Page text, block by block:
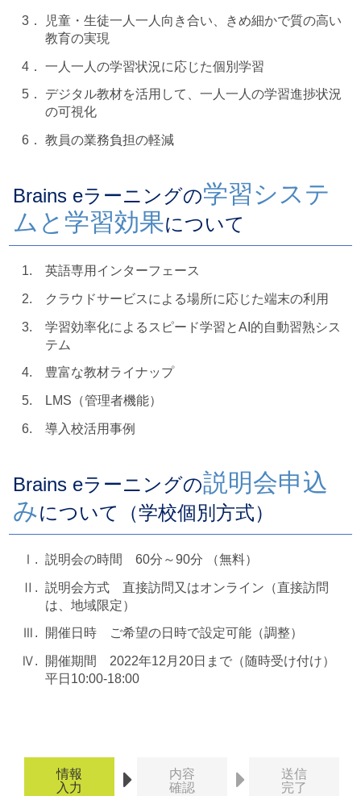
3．
児童・生徒一人一人向き合い、きめ細かで質の高い
教育の実現
4． 一人一人の学習状況に応じた個別学習
5．
デジタル教材を活用して、一人一人の学習進捗状況
の可視化
6． 教員の業務負担の軽減
Brains eラーニングの学習システ
ムと学習効果について
1. 英語専用インターフェース
2. クラウドサービスによる場所に応じた端末の利用
3.
学習効率化によるスピード学習とAI的自動習熟シス
テム
4. 豊富な教材ライナップ
5. LMS（管理者機能）
6. 導入校活用事例
Brains eラーニングの説明会申込
みについて（学校個別方式）
Ⅰ. 説明会の時間 60分～90分 （無料）
Ⅱ. 説明会方式 直接訪問又はオンライン（直接訪問
は、地域限定）
Ⅲ. 開催日時 ご希望の日時で設定可能（調整）
Ⅳ.
開催期間 2022年12月20日まで（随時受け付け）
平日10:00-18:00
情報
入力
内容
確認
送信
完了